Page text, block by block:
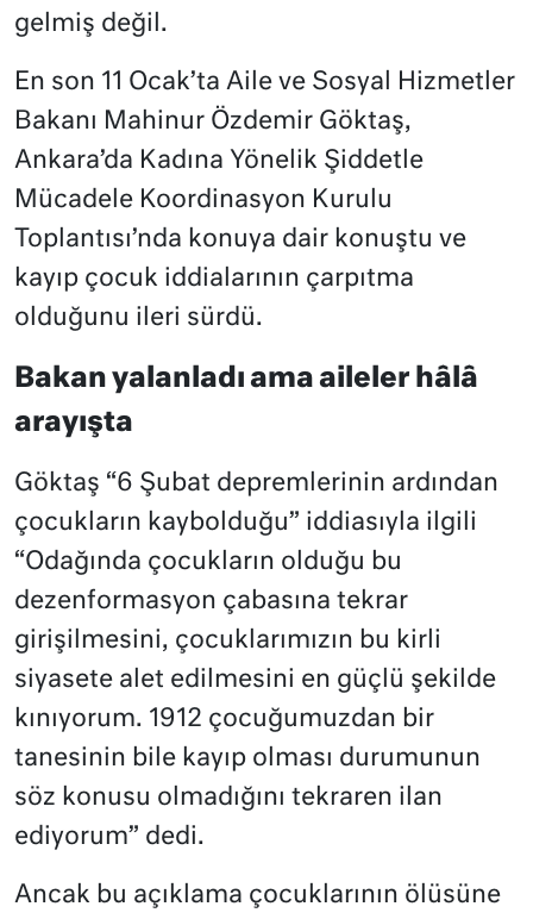
gelmiş değil.
En son 11 Ocak’ta Aile ve Sosyal Hizmetler
Bakanı Mahinur Özdemir Göktaş,
Ankara’da Kadına Yönelik Şiddetle
Mücadele Koordinasyon Kurulu
Toplantısı’nda konuya dair konuştu ve
kayıp çocuk iddialarının çarpıtma
olduğunu ileri sürdü.
Bakan yalanladı ama aileler hâlâ
arayışta
Göktaş “6 Şubat depremlerinin ardından
çocukların kaybolduğu” iddiasıyla ilgili
“Odağında çocukların olduğu bu
dezenformasyon çabasına tekrar
girişilmesini, çocuklarımızın bu kirli
siyasete alet edilmesini en güçlü şekilde
kınıyorum. 1912 çocuğumuzdan bir
tanesinin bile kayıp olması durumunun
söz konusu olmadığını tekraren ilan
ediyorum” dedi.
Ancak bu açıklama çocuklarının ölüsüne